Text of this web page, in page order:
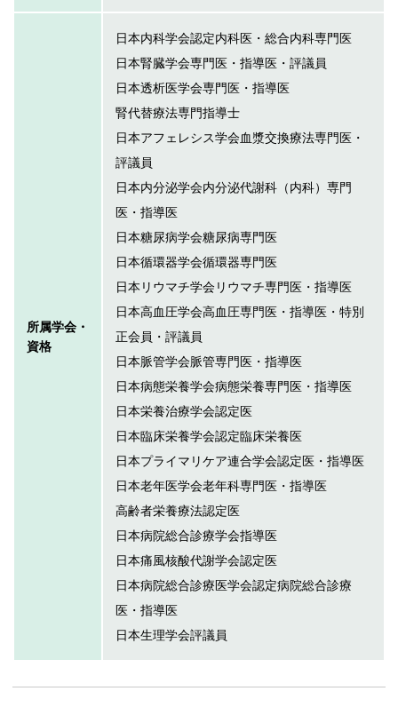
所属学会・
資格
日本内科学会認定内科医・総合内科専門医
日本腎臓学会専門医・指導医・評議員
日本透析医学会専門医・指導医
腎代替療法専門指導士
日本アフェレシス学会血漿交換療法専門医・
評議員
日本内分泌学会内分泌代謝科（内科）専門
医・指導医
日本糖尿病学会糖尿病専門医
日本循環器学会循環器専門医
日本リウマチ学会リウマチ専門医・指導医
日本高血圧学会高血圧専門医・指導医・特別
正会員・評議員
日本脈管学会脈管専門医・指導医
日本病態栄養学会病態栄養専門医・指導医
日本栄養治療学会認定医
日本臨床栄養学会認定臨床栄養医
日本プライマリケア連合学会認定医・指導医
日本老年医学会老年科専門医・指導医
高齢者栄養療法認定医
日本病院総合診療学会指導医
日本痛風核酸代謝学会認定医
日本病院総合診療医学会認定病院総合診療
医・指導医
日本生理学会評議員